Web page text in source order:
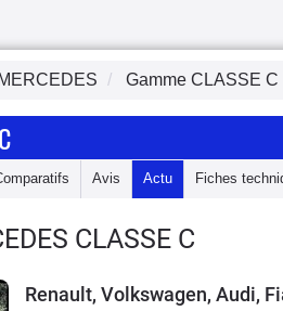
MERCEDES Gamme CLASSE C
Avis Actu Fiches
CLASSE C
Renault, Volkswagen, Audi,